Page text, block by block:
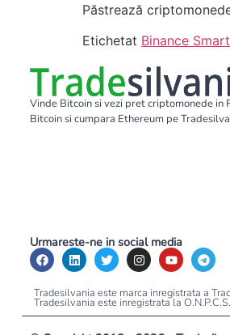
Păstrează
Etichetat Binance
Vinde Bitcoin si vezi pret criptomonede in
Bitcoin si cumpara Ethereum pe
Urmareste-ne in social media
Tradesilvania este marca inregistrata a
Tradesilvania este inregistrata la